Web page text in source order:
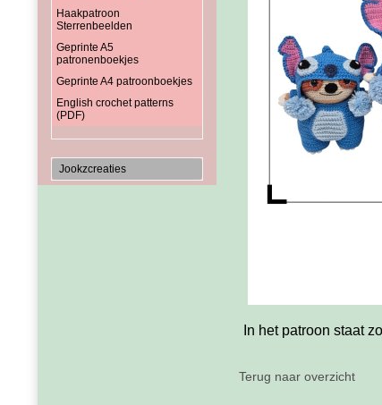
Haakpatroon
Sterrenbeelden
Geprinte A5
patronenboekjes
Geprinte A4 patroonboekjes
English crochet patterns
(PDF)
Jookzcreaties
In het patroon staat
Terug naar overzicht